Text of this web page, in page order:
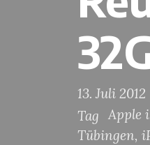
13. Juli 2012
Tag
Apple
Tübingen,